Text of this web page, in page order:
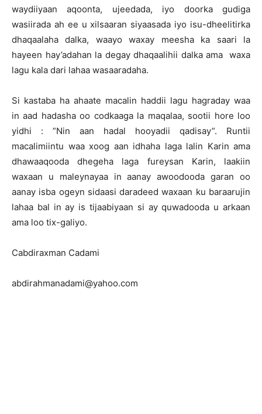
waydiiyaan aqoonta, ujeedada, iyo doorka gudiga
wasiirada ah ee u xilsaaran siyaasada iyo isu-dheelitirka
dhaqaalaha dalka, waayo waxay meesha ka saari la
hayeen hay’adahan la degay dhaqaalihii dalka ama waxa
lagu kala dari lahaa wasaaradaha.
Si kastaba ha ahaate macalin haddii lagu hagraday waa
in aad hadasha oo codkaaga la maqalaa, sootii hore loo
yidhi : ”Nin aan hadal hooyadii qadisay”. Runtii
macalimiintu waa xoog aan idhaha laga lalin Karin ama
dhawaaqooda dhegeha laga fureysan Karin, laakiin
waxaan u maleynayaa in aanay awoodooda garan oo
aanay isba ogeyn sidaasi daradeed waxaan ku baraarujin
lahaa bal in ay is tijaabiyaan si ay quwadooda u arkaan
ama loo tix-galiyo.
Cabdiraxman Cadami
abdirahmanadami@yahoo.com